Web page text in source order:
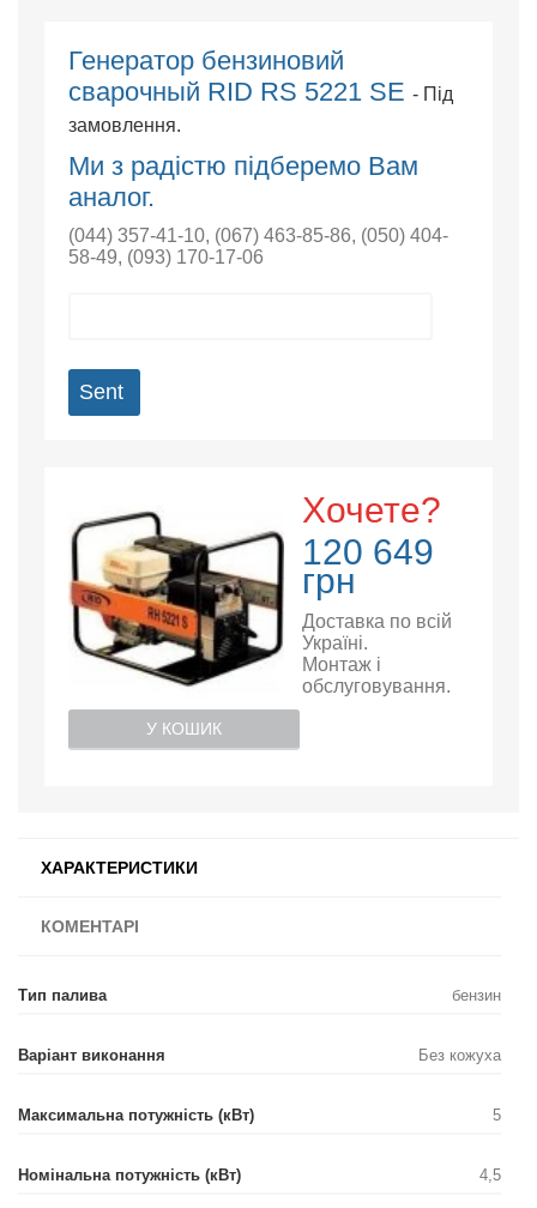
Генератор бензиновий
сварочный RID RS 5221 SE - Під
замовлення.
Ми з радістю підберемо Вам
аналог.
(044) 357-41-10, (067) 463-85-86, (050) 404-
58-49, (093) 170-17-06
Sent
Хочете?
120 649
грн
Доставка по всій
Україні.
Монтаж і
обслуговування.
У КОШИК
ХАРАКТЕРИСТИКИ
КОМЕНТАРІ
Тип палива бензин
Варіант виконання Без кожуха
Максимальна потужність (кВт) 5
Номінальна потужність (кВт) 4,5